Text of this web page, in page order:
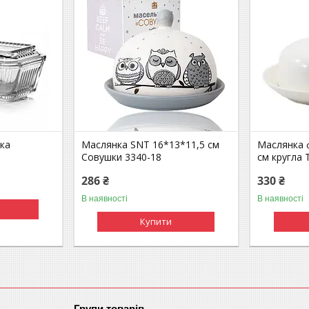
Маслянка SNT 16*13*11,5 см
Совушки 3340-18
286 ₴
В наявності
Купити
Маслянка
см кругла
330 ₴
В наявності